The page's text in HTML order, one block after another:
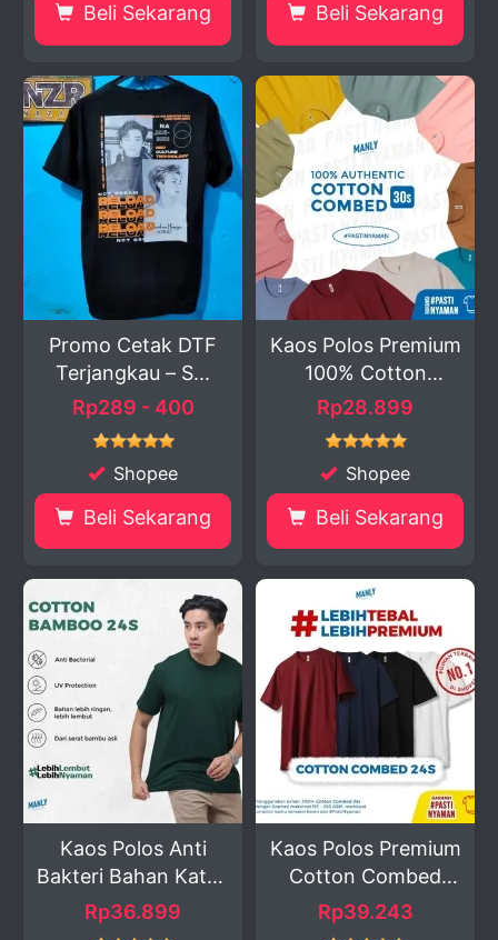
Beli Sekarang Beli Sekarang
Promo Cetak DTF
Terjangkau – S...
Rp289 - 400
Shopee
Beli Sekarang
Kaos Polos Premium
100% Cotton
Combe...
Rp28.899
Shopee
Beli Sekarang
Kaos Polos Anti
Bakteri Bahan Katun
...
Rp36.899
Kaos Polos Premium
Cotton Combed
24S...
Rp39.243